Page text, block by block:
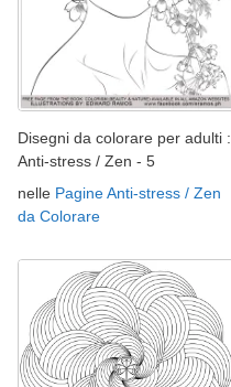
Disegni da colorare per adulti :
Anti-stress / Zen - 5
nelle Pagine Anti-stress / Zen
da Colorare